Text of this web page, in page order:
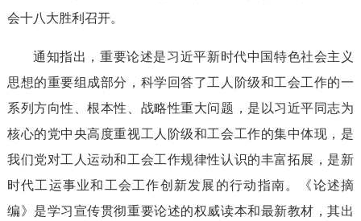
会十八大胜利召开。
通知指出，重要论述是习近平新时代中国特色社会主义
思想的重要组成部分，科学回答了工人阶级和工会工作的一
系列方向性、根本性、战略性重大问题，是以习近平同志为
核心的党中央高度重视工人阶级和工会工作的集中体现，是
我们党对工人运动和工会工作规律性认识的丰富拓展，是新
时代工运事业和工会工作创新发展的行动指南。《论述摘
编》是学习宣传贯彻重要论述的权威读本和最新教材，其出